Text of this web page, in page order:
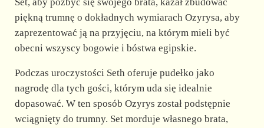
piękną trumnę o dokładnych wymiarach Ozyrysa, aby
zaprezentować ją na przyjęciu, na którym mieli być
obecni wszyscy bogowie i bóstwa egipskie.
Podczas uroczystości Seth oferuje pudełko jako
nagrodę dla tych gości, którym uda się idealnie
dopasować. W ten sposób Ozyrys został podstępnie
wciągnięty do trumny. Set morduje własnego brata,